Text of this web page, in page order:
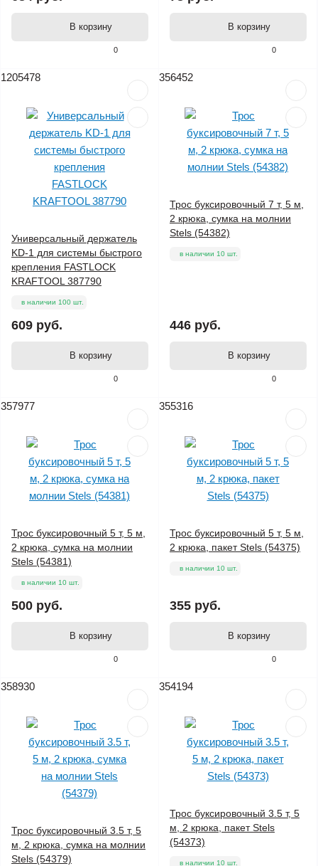
0
В корзину
0
В корзину
1205478
0
Универсальный держатель
KD-1 для системы быстрого
крепления FASTLOCK
KRAFTOOL 387790
в наличии 100 шт.
609 руб.
В корзину
356452
0
Трос буксировочный 7 т, 5 м,
2 крюка, сумка на молнии
Stels (54382)
в наличии 10 шт.
446 руб.
В корзину
357977
0
Трос буксировочный 5 т, 5 м,
2 крюка, сумка на молнии
Stels (54381)
в наличии 10 шт.
500 руб.
В корзину
355316
0
Трос буксировочный 5 т, 5 м,
2 крюка, пакет Stels (54375)
в наличии 10 шт.
355 руб.
В корзину
358930
Трос буксировочный 3.5 т, 5
м, 2 крюка, сумка на молнии
Stels (54379)
354194
Трос буксировочный 3.5 т, 5
м, 2 крюка, пакет Stels
(54373)
в наличии 10 шт.